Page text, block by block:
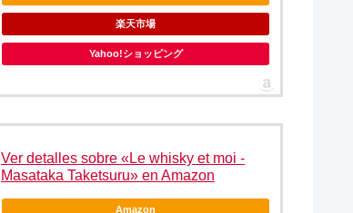
楽天市場
Yahoo!ショッピング
Ver detalles sobre «Le whisky et moi -
Masataka Taketsuru» en Amazon
Amazon